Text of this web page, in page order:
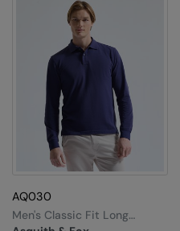
AQ030
Men's Classic Fit Long
Sleeved Polo